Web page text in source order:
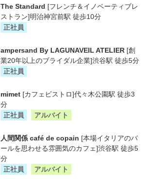
The Standard [フレンチ＆イノベーティブレ
ストラン]明治神宮前駅 徒歩10分
正社員
ampersand By LAGUNAVEIL ATELIER [創
業20年以上のブライダル企業]渋谷駅 徒歩5分
正社員
mimet [カフェビストロ]代々木公園駅 徒歩3
分
正社員
アルバイト
人間関係 café de copain [本場イタリアのバ
ールを思わせる雰囲気のカフェ]渋谷駅 徒歩5
分
正社員
アルバイト